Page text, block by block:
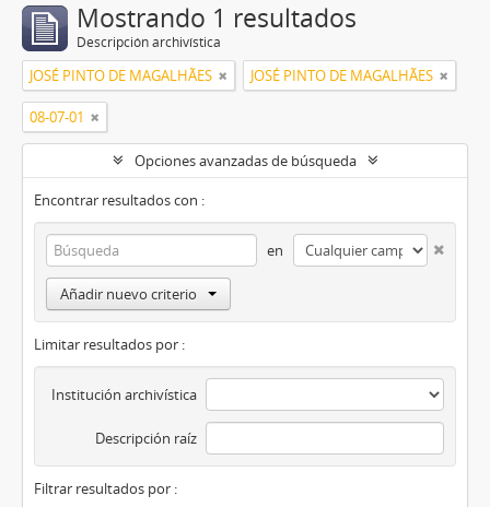
Mostrando 1 resultados
Descripción archivística
JOSÉ PINTO DE MAGALHÃES JOSÉ PINTO DE MAGALHÃES
08-07-01
Opciones avanzadas de búsqueda
Encontrar resultados con :
en
Añadir nuevo criterio
Limitar resultados por :
Institución archivística
Descripción raíz
Filtrar resultados por :